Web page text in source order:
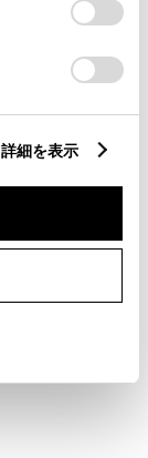
」をご覧くだ
詳細を表示